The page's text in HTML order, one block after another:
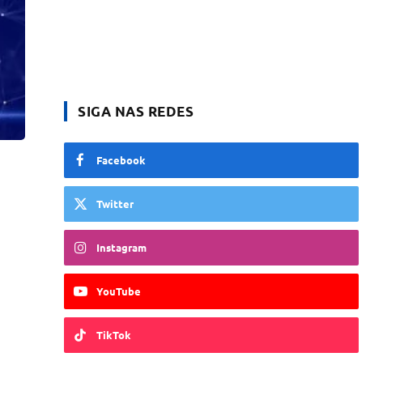
SIGA NAS REDES
Facebook
Twitter
Instagram
YouTube
TikTok